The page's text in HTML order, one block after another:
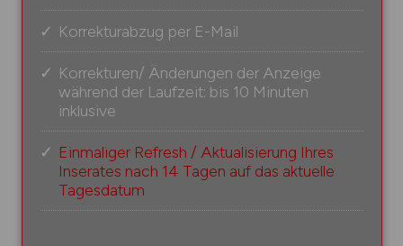
Korrekturabzug per E-Mail
Korrekturen/ Änderungen der Anzeige
während der Laufzeit: bis 10 Minuten
inklusive
Einmaliger Refresh / Aktualisierung Ihres
Inserates nach 14 Tagen auf das aktuelle
Tagesdatum